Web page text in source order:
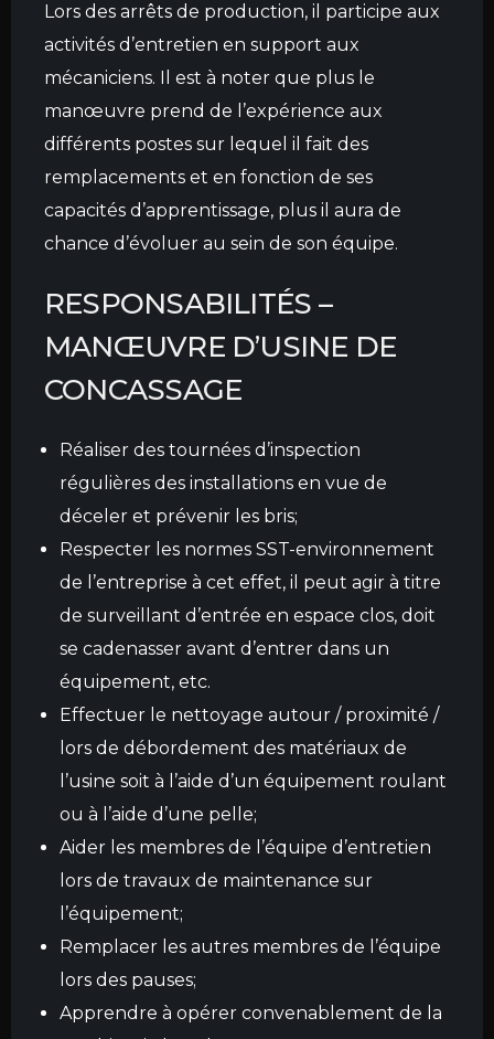
Lors des arrêts de production, il participe aux
activités d’entretien en support aux
mécaniciens. Il est à noter que plus le
manœuvre prend de l’expérience aux
différents postes sur lequel il fait des
remplacements et en fonction de ses
capacités d’apprentissage, plus il aura de
chance d’évoluer au sein de son équipe.
RESPONSABILITÉS –
MANŒUVRE D’USINE DE
CONCASSAGE
Réaliser des tournées d’inspection
régulières des installations en vue de
déceler et prévenir les bris;
Respecter les normes SST-environnement
de l’entreprise à cet effet, il peut agir à titre
de surveillant d’entrée en espace clos, doit
se cadenasser avant d’entrer dans un
équipement, etc.
Effectuer le nettoyage autour / proximité /
lors de débordement des matériaux de
l’usine soit à l’aide d’un équipement roulant
ou à l’aide d’une pelle;
Aider les membres de l’équipe d’entretien
lors de travaux de maintenance sur
l’équipement;
Remplacer les autres membres de l’équipe
lors des pauses;
Apprendre à opérer convenablement de la